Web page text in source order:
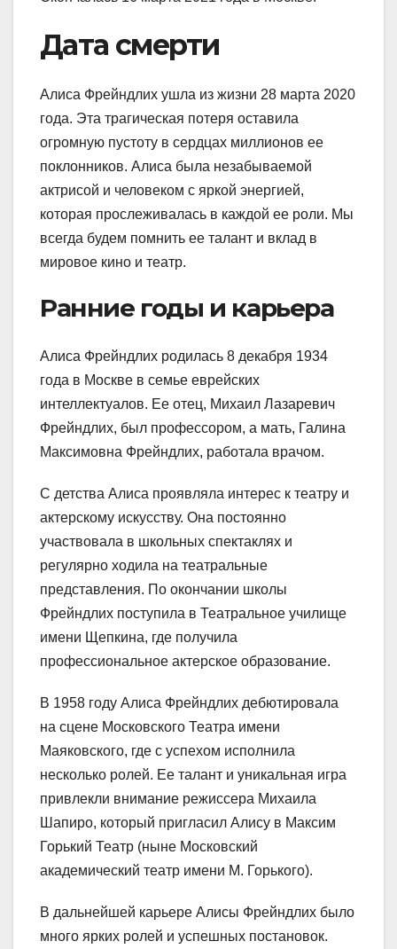
Дата смерти
Алиса Фрейндлих ушла из жизни 28 марта 2020
года. Эта трагическая потеря оставила
огромную пустоту в сердцах миллионов ее
поклонников. Алиса была незабываемой
актрисой и человеком с яркой энергией,
которая прослеживалась в каждой ее роли. Мы
всегда будем помнить ее талант и вклад в
мировое кино и театр.
Ранние годы и карьера
Алиса Фрейндлих родилась 8 декабря 1934
года в Москве в семье еврейских
интеллектуалов. Ее отец, Михаил Лазаревич
Фрейндлих, был профессором, а мать, Галина
Максимовна Фрейндлих, работала врачом.
С детства Алиса проявляла интерес к театру и
актерскому искусству. Она постоянно
участвовала в школьных спектаклях и
регулярно ходила на театральные
представления. По окончании школы
Фрейндлих поступила в Театральное училище
имени Щепкина, где получила
профессиональное актерское образование.
В 1958 году Алиса Фрейндлих дебютировала
на сцене Московского Театра имени
Маяковского, где с успехом исполнила
несколько ролей. Ее талант и уникальная игра
привлекли внимание режиссера Михаила
Шапиро, который пригласил Алису в Максим
Горький Театр (ныне Московский
академический театр имени М. Горького).
В дальнейшей карьере Алисы Фрейндлих было
много ярких ролей и успешных постановок.